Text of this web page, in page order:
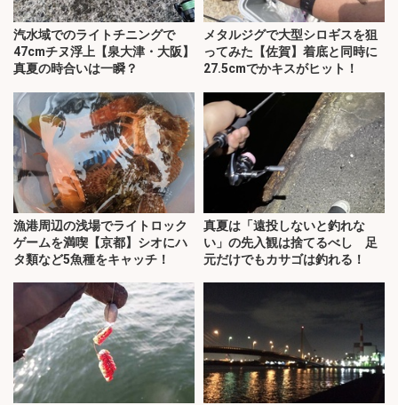
汽水域でのライトチニングで
47cmチヌ浮上【泉大津・大阪】
真夏の時合いは一瞬？
メタルジグで大型シロギスを狙
ってみた【佐賀】着底と同時に
27.5cmでかキスがヒット！
漁港周辺の浅場でライトロック
ゲームを満喫【京都】シオにハ
タ類など5魚種をキャッチ！
真夏は「遠投しないと釣れな
い」の先入観は捨てるべし 足
元だけでもカサゴは釣れる！